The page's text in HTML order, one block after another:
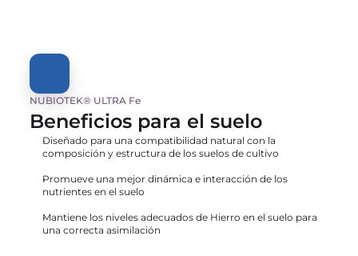
NUBIOTEK® ULTRA Fe
Beneficios para el suelo
Diseñado para una compatibilidad natural con la
composición y estructura de los suelos de cultivo
Promueve una mejor dinámica e interacción de los
nutrientes en el suelo
Mantiene los niveles adecuados de Hierro en el suelo para
una correcta asimilación